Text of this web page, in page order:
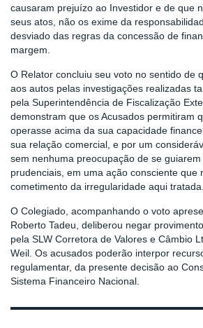
causaram prejuízo ao Investidor e de que
seus atos, não os exime da
desviado das regras da concessão de
margem.
O Relator concluiu seu voto no sentido de
aos autos pelas investigações realizadas
pela Superintendência de Fiscalização
demonstram que os Acusados permitiram
operasse acima da sua capacidade
sua relação comercial, e por um
sem nenhuma preocupação de se
prudenciais, em uma ação consciente que
cometimento da irregularidade aqui tratada.
O Colegiado, acompanhando o voto
Roberto Tadeu, deliberou negar
pela SLW Corretora de Valores e Câmbio
Weil. Os acusados poderão interpor
regulamentar, da presente decisão ao
Sistema Financeiro Nacional.